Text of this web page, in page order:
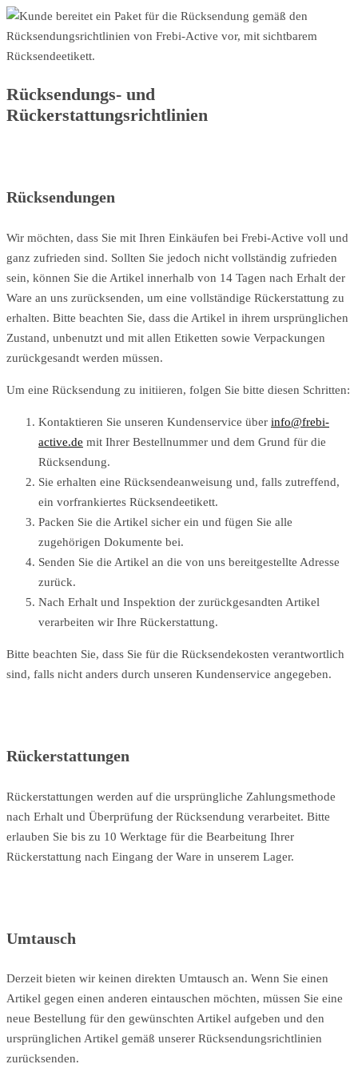
Rücksendungs- und
Rückerstattungsrichtlinien
Rücksendungen
Wir möchten, dass Sie mit Ihren Einkäufen bei Frebi-Active voll und
ganz zufrieden sind. Sollten Sie jedoch nicht vollständig zufrieden
sein, können Sie die Artikel innerhalb von 14 Tagen nach Erhalt der
Ware an uns zurücksenden, um eine vollständige Rückerstattung zu
erhalten. Bitte beachten Sie, dass die Artikel in ihrem ursprünglichen
Zustand, unbenutzt und mit allen Etiketten sowie Verpackungen
zurückgesandt werden müssen.
Um eine Rücksendung zu initiieren, folgen Sie bitte diesen Schritten:
Kontaktieren Sie unseren Kundenservice über info@frebi-
active.de mit Ihrer Bestellnummer und dem Grund für die
Rücksendung.
Sie erhalten eine Rücksendeanweisung und, falls zutreffend,
ein vorfrankiertes Rücksendeetikett.
Packen Sie die Artikel sicher ein und fügen Sie alle
zugehörigen Dokumente bei.
Senden Sie die Artikel an die von uns bereitgestellte Adresse
zurück.
Nach Erhalt und Inspektion der zurückgesandten Artikel
verarbeiten wir Ihre Rückerstattung.
Bitte beachten Sie, dass Sie für die Rücksendekosten verantwortlich
sind, falls nicht anders durch unseren Kundenservice angegeben.
Rückerstattungen
Rückerstattungen werden auf die ursprüngliche Zahlungsmethode
nach Erhalt und Überprüfung der Rücksendung verarbeitet. Bitte
erlauben Sie bis zu 10 Werktage für die Bearbeitung Ihrer
Rückerstattung nach Eingang der Ware in unserem Lager.
Umtausch
Derzeit bieten wir keinen direkten Umtausch an. Wenn Sie einen
Artikel gegen einen anderen eintauschen möchten, müssen Sie eine
neue Bestellung für den gewünschten Artikel aufgeben und den
ursprünglichen Artikel gemäß unserer Rücksendungsrichtlinien
zurücksenden.